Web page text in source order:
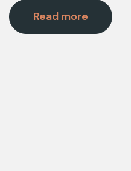
Read more